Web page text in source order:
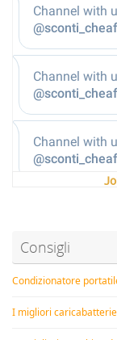
Consigli
Condizionatore
I migliori